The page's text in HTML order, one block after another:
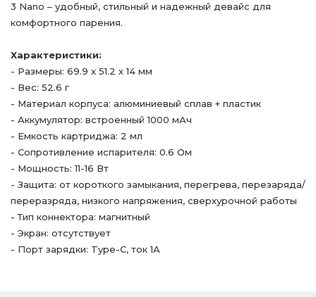
3 Nano – удобный, стильный и надежный девайс для
комфортного парения.
Характеристики:
- Размеры: 69.9 х 51.2 х 14 мм
- Вес: 52.6 г
- Материал корпуса: алюминиевый сплав + пластик
- Аккумулятор: встроенный 1000 мАч
- Емкость картриджа: 2 мл
- Сопротивление испарителя: 0.6 Ом
- Мощность: 11-16 Вт
- Защита: от короткого замыкания, перегрева, перезаряда/
переразряда, низкого напряжения, сверхурочной работы
- Тип коннектора: магнитный
- Экран: отсутствует
- Порт зарядки: Type-C, ток 1А